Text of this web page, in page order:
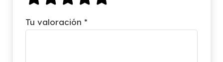
Tu valoración *